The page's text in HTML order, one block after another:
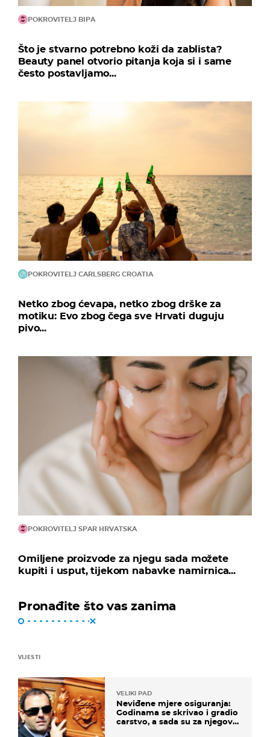
POKROVITELJ BIPA
Što je stvarno potrebno koži da zablista?
Beauty panel otvorio pitanja koja si i same
često postavljamo...
POKROVITELJ CARLSBERG CROATIA
Netko zbog ćevapa, netko zbog drške za
motiku: Evo zbog čega sve Hrvati duguju
pivo...
POKROVITELJ SPAR HRVATSKA
Omiljene proizvode za njegu sada možete
kupiti i usput, tijekom nabavke namirnica...
Pronađite što vas zanima
VIJESTI
VELIKI PAD
Neviđene mjere osiguranja:
Godinama se skrivao i gradio
carstvo, a sada su za njegovo